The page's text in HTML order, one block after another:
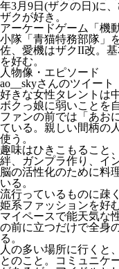
年3月9日(ザクの日)に
ザクが好き。
アーケードゲーム「機
小隊「青猫特務部隊」
佐、愛機はザクII改。
を好む。
人物像・エピソード
ao__skyさんのツイート
好きな女性タレントは
ボクっ娘に弱いことを
ファンの前では「 あお
ている。親しい間柄の
使う。
趣味はひきこもること
絆、ガンプラ作り、イ
脳の活性化のために料
いる。
流行っているものに疎
姫系ファッションを好む
マイペースで能天気な
の前に立つだけで全身
る。
人の多い場所に行くと
とのこと。コミュニケ